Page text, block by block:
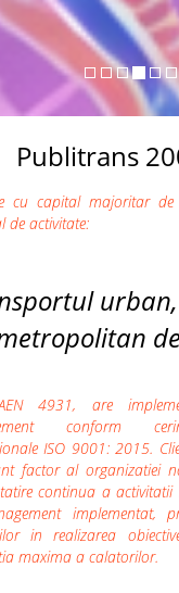
Publitrans
cu capital majoritar
de activitate:
4931, are
conform
ISO 9001: 2015.
factor al organizatiei
continua a activitatii
implementat,
in realizarea
maxima a calatorilor.